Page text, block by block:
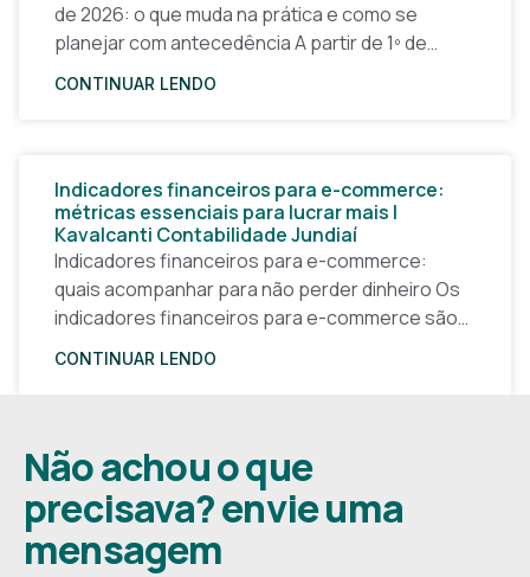
de 2026: o que muda na prática e como se
planejar com antecedência A partir de 1º de
janeiro de 2026, a forma
CONTINUAR LENDO
Indicadores financeiros para e-commerce:
métricas essenciais para lucrar mais |
Kavalcanti Contabilidade Jundiaí
Indicadores financeiros para e-commerce:
quais acompanhar para não perder dinheiro Os
indicadores financeiros para e-commerce são a
base de qualquer decisão inteligente em uma
CONTINUAR LENDO
Não achou o que
precisava? envie uma
mensagem